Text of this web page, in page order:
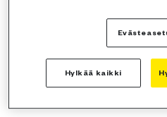
Hylkää kaikki